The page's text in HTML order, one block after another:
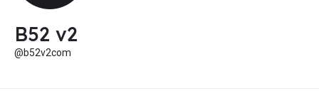
B52 v2
@b52v2com